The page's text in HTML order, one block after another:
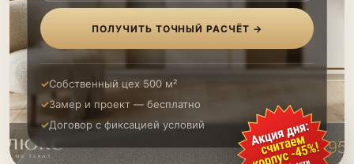
ПОЛУЧИТЬ ТОЧНЫЙ РАСЧЁТ →
Собственный цех 500 м²
Замер и проект — бесплатно
Договор с фиксацией условий